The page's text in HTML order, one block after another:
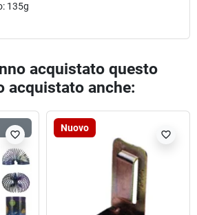
135g
acquistato questo
acquistato anche:
favorite_border
Nuovo
favorite_border